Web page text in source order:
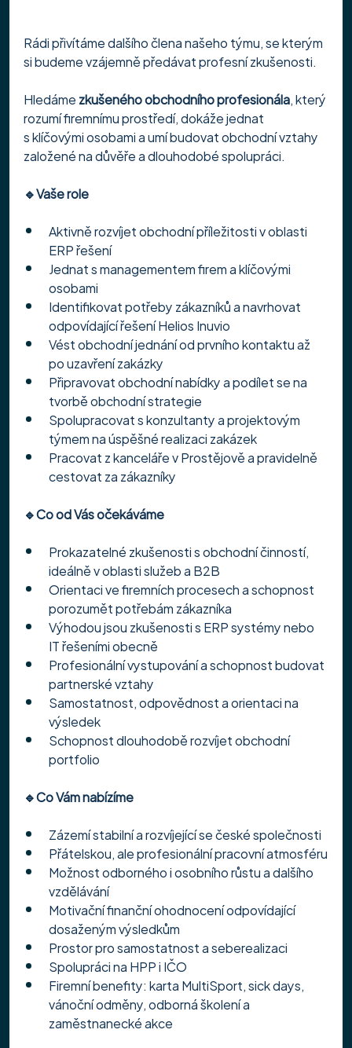
Rádi přivítáme dalšího člena našeho týmu, se kterým
si budeme vzájemně předávat profesní zkušenosti.
Hledáme zkušeného obchodního profesionála, který
rozumí firemnímu prostředí, dokáže jednat
s klíčovými osobami a umí budovat obchodní vztahy
založené na důvěře a dlouhodobé spolupráci.
🔹Vaše role
Aktivně rozvíjet obchodní příležitosti v oblasti
ERP řešení
Jednat s managementem firem a klíčovými
osobami
Identifikovat potřeby zákazníků a navrhovat
odpovídající řešení Helios Inuvio
Vést obchodní jednání od prvního kontaktu až
po uzavření zakázky
Připravovat obchodní nabídky a podílet se na
tvorbě obchodní strategie
Spolupracovat s konzultanty a projektovým
týmem na úspěšné realizaci zakázek
Pracovat z kanceláře v Prostějově a pravidelně
cestovat za zákazníky
🔹Co od Vás očekáváme
Prokazatelné zkušenosti s obchodní činností,
ideálně v oblasti služeb a B2B
Orientaci ve firemních procesech a schopnost
porozumět potřebám zákazníka
Výhodou jsou zkušenosti s ERP systémy nebo
IT řešeními obecně
Profesionální vystupování a schopnost budovat
partnerské vztahy
Samostatnost, odpovědnost a orientaci na
výsledek
Schopnost dlouhodobě rozvíjet obchodní
portfolio
🔹Co Vám nabízíme
Zázemí stabilní a rozvíjející se české společnosti
Přátelskou, ale profesionální pracovní atmosféru
Možnost odborného i osobního růstu a dalšího
vzdělávání
Motivační finanční ohodnocení odpovídající
dosaženým výsledkům
Prostor pro samostatnost a seberealizaci
Spolupráci na HPP i IČO
Firemní benefity: karta MultiSport, sick days,
vánoční odměny, odborná školení a
zaměstnanecké akce